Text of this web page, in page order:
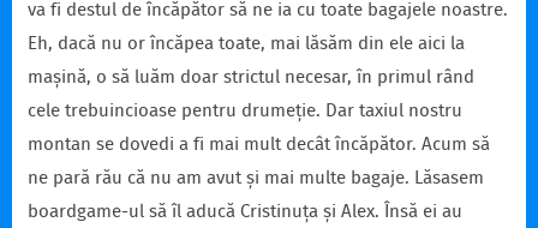
va fi destul de încăpător să ne ia cu toate bagajele noastre.
Eh, dacă nu or încăpea toate, mai lăsăm din ele aici la
mașină, o să luăm doar strictul necesar, în primul rând
cele trebuincioase pentru drumeție. Dar taxiul nostru
montan se dovedi a fi mai mult decât încăpător. Acum să
ne pară rău că nu am avut și mai multe bagaje. Lăsasem
boardgame-ul să îl aducă Cristinuța și Alex. Însă ei au